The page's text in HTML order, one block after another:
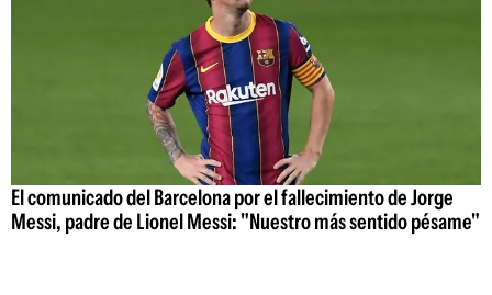
El comunicado del Barcelona por el fallecimiento de Jorge
Messi, padre de Lionel Messi: "Nuestro más sentido pésame"